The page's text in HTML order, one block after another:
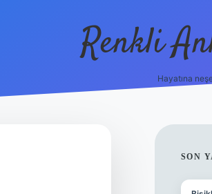
Renkli
Hayatına
SON